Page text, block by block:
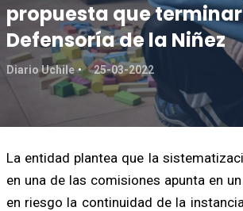
propuesta que
Defensoría de la Niñez
Diario Uchile 25-03-2022
La entidad plantea que la
en una de las comisiones apunta en
en riesgo la continuidad de la